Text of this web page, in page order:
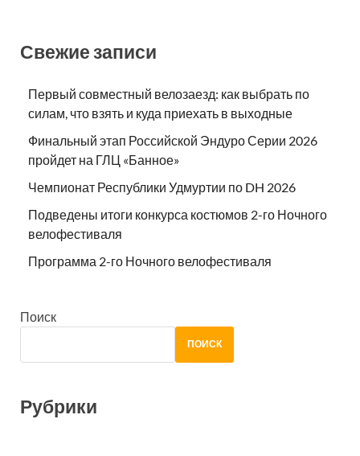
Свежие записи
Первый совместный велозаезд: как выбрать по
силам, что взять и куда приехать в выходные
Финальный этап Российской Эндуро Серии 2026
пройдет на ГЛЦ «Банное»
Чемпионат Республики Удмуртии по DH 2026
Подведены итоги конкурса костюмов 2-го Ночного
велофестиваля
Программа 2-го Ночного велофестиваля
Поиск
ПОИСК
Рубрики